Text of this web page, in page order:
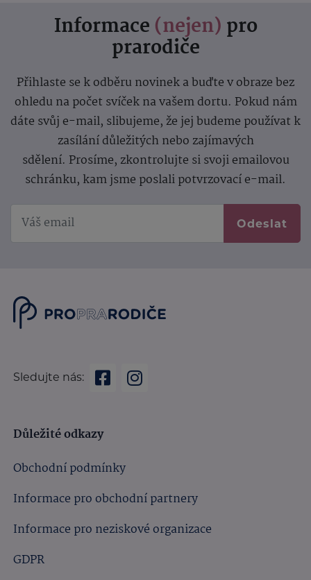
Informace (nejen) pro
prarodiče
Přihlaste se k odběru novinek a buďte v obraze bez
ohledu na počet svíček na vašem dortu. Pokud nám
dáte svůj e-mail, slibujeme, že jej budeme používat k
zasílání důležitých nebo zajímavých
sdělení. Prosíme, zkontrolujte si svoji emailovou
schránku, kam jsme poslali potvrzovací e-mail.
Odeslat
Sledujte nás:
Důležité odkazy
Obchodní podmínky
Informace pro obchodní partnery
Informace pro neziskové organizace
GDPR